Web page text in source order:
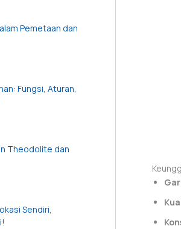
Pemetaan dan
Fungsi, Aturan,
Theodolite dan
Sendiri,